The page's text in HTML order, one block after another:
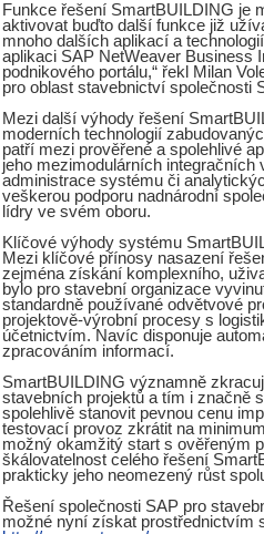
Funkce řešení SmartBUILDING je
aktivovat buďto další funkce již
mnoho dalších aplikací a
aplikaci SAP NetWeaver Business
podnikového portálu,“ řekl Milan
pro oblast stavebnictví společnosti
Mezi další výhody řešení
moderních technologií
patří mezi prověřené a spolehlivé
jeho mezimodulárních integračních
administrace systému či
veškerou podporu nadnárodní
lídry ve svém oboru.
Klíčové výhody systému
Mezi klíčové přínosy nasazení
zejména získání komplexního,
bylo pro stavební organizace
standardně používané odvětvové
projektově-výrobní procesy s
účetnictvím. Navíc disponuje
zpracováním informací.
SmartBUILDING významně
stavebních projektů a tím i značně
spolehlivě stanovit pevnou cenu
testovací provoz zkrátit na
možný okamžitý start s ověřeným
škálovatelnost celého řešení
prakticky jeho neomezený růst
Řešení společnosti SAP pro
možné nyní získat prostřednictvím